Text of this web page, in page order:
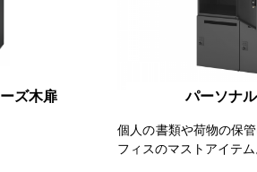
ズ木扉 パーソナ
個人の書類や荷物の保
フィスのマストアイテム